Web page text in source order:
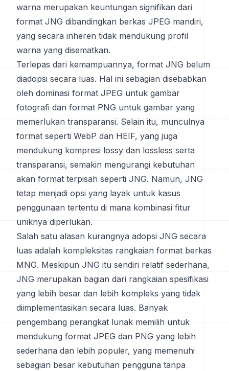
warna merupakan keuntungan signifikan dari
format JNG dibandingkan berkas JPEG mandiri,
yang secara inheren tidak mendukung profil
warna yang disematkan.
Terlepas dari kemampuannya, format JNG belum
diadopsi secara luas. Hal ini sebagian disebabkan
oleh dominasi format JPEG untuk gambar
fotografi dan format PNG untuk gambar yang
memerlukan transparansi. Selain itu, munculnya
format seperti WebP dan HEIF, yang juga
mendukung kompresi lossy dan lossless serta
transparansi, semakin mengurangi kebutuhan
akan format terpisah seperti JNG. Namun, JNG
tetap menjadi opsi yang layak untuk kasus
penggunaan tertentu di mana kombinasi fitur
uniknya diperlukan.
Salah satu alasan kurangnya adopsi JNG secara
luas adalah kompleksitas rangkaian format berkas
MNG. Meskipun JNG itu sendiri relatif sederhana,
JNG merupakan bagian dari rangkaian spesifikasi
yang lebih besar dan lebih kompleks yang tidak
diimplementasikan secara luas. Banyak
pengembang perangkat lunak memilih untuk
mendukung format JPEG dan PNG yang lebih
sederhana dan lebih populer, yang memenuhi
sebagian besar kebutuhan pengguna tanpa